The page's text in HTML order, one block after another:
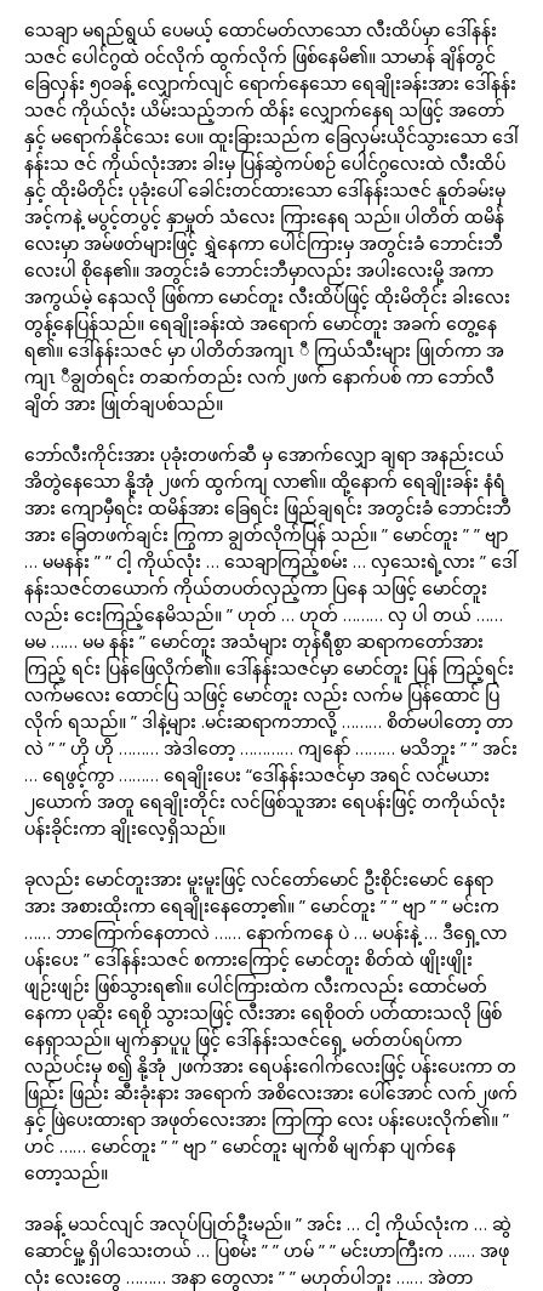
သေချာ မရည်ရွယ် ပေမယ့် ထောင်မတ်လာသော လီးထိပ်မှာ ဒေါ်နန်း
သဇင် ပေါင်ဂွထဲ ဝင်လိုက် ထွက်လိုက် ဖြစ်နေမိ၏။ သာမာန် ချိန်တွင်
ခြေလှန်း ၅ဝခန့် လျှောက်လျင် ရောက်နေသော ရေချိုးခန်းအား ဒေါ်နန်း
သဇင် ကိုယ်လုံး ယိမ်းသည့်ဘက် ထိန်း လျှောက်နေရ သဖြင့် အတော်
နှင့် မရောက်နိုင်သေး ပေ။ ထူးခြားသည်က ခြေလှမ်းယိုင်သွားသော ဒေါ်
နန်းသ ဇင် ကိုယ်လုံးအား ခါးမှ ပြန်ဆွဲကပ်စဉ် ပေါင်ဂွလေးထဲ လီးထိပ်
နှင့် ထိုးမိတိုင်း ပုခုံးပေါ် ခေါင်းတင်ထားသော ဒေါ်နန်းသဇင် နူတ်ခမ်းမှ
အင့်ကနဲ့ မပွင့်တပွင့် နှာမှုတ် သံလေး ကြားနေရ သည်။ ပါတိတ် ထမိန်
လေးမှာ အမ်ဖတ်များဖြင့် ရွှဲနေကာ ပေါင်ကြားမှ အတွင်းခံ ဘောင်းဘီ
လေးပါ စိုနေ၏။ အတွင်းခံ ဘောင်းဘီမှာလည်း အပါးလေးမို့ အကာ
အကွယ်မဲ့ နေသလို ဖြစ်ကာ မောင်တူး လီးထိပ်ဖြင့် ထိုးမိတိုင်း ခါးလေး
တွန့်နေပြန်သည်။ ရေချိုးခန်းထဲ အရောက် မောင်တူး အခက် တွေ့နေ
ရ၏။ ဒေါ်နန်းသဇင် မှာ ပါတိတ်အကျၤ ီ ကြယ်သီးများ ဖြုတ်ကာ အ
ကျၤ ီချွတ်ရင်း တဆက်တည်း လက်၂ဖက် နောက်ပစ် ကာ ဘော်လီ
ချိတ် အား ဖြုတ်ချပစ်သည်။
ဘော်လီးကိုင်းအား ပုခုံးတဖက်ဆီ မှ အောက်လျှော ချရာ အနည်းငယ်
အိတွဲနေသော နို့အုံ ၂ဖက် ထွက်ကျ လာ၏။ ထို့နောက် ရေချိုးခန်း နံရံ
အား ကျောမှီရင်း ထမိန်အား ခြေရင်း ဖြည်ချရင်း အတွင်းခံ ဘောင်းဘီ
အား ခြေတဖက်ချင်း ကြွကာ ချွတ်လိုက်ပြန် သည်။ ” မောင်တူး ” ” ဗျာ
… မမနန်း ” ” ငါ့ ကိုယ်လုံး … သေချာကြည့်စမ်း … လှသေးရဲ့လား ” ဒေါ်
နန်းသဇင်တယောက် ကိုယ်တပတ်လှည့်ကာ ပြနေ သဖြင့် မောင်တူး
လည်း ငေးကြည့်နေမိသည်။ ” ဟုတ် … ဟုတ် ……… လှ ပါ တယ် ……
မမ …… မမ နန်း ” မောင်တူး အသံများ တုန်ရီစွာ ဆရာကတော်အား
ကြည့် ရင်း ပြန်ဖြေလိုက်၏။ ဒေါ်နန်းသဇင်မှာ မောင်တူး ပြန် ကြည့်ရင်း
လက်မလေး ထောင်ပြ သဖြင့် မောင်တူး လည်း လက်မ ပြန်ထောင် ပြ
လိုက် ရသည်။ ” ဒါနဲ့များ .မင်းဆရာကဘာလို့ ……… စိတ်မပါတော့ တာ
လဲ ” ” ဟို ဟို ……… အဲဒါတော့ ………… ကျနော် ……… မသိဘူး ” ” အင်း
… ရေဖွင့်ကွာ ……… ရေချိုးပေး “ဒေါ်နန်းသဇင်မှာ အရင် လင်မယား
၂ယောက် အတူ ရေချိုးတိုင်း လင်ဖြစ်သူအား ရေပန်းဖြင့် တကိုယ်လုံး
ပန်းခိုင်းကာ ချိုးလေ့ရှိသည်။
ခုလည်း မောင်တူးအား မူးမူးဖြင့် လင်တော်မောင် ဦးစိုင်းမောင် နေရာ
အား အစားထိုးကာ ရေချိုးနေတော့၏။ ” မောင်တူး ” ” ဗျာ ” ” မင်းက
…… ဘာကြောက်နေတာလဲ …… နောက်ကနေ ပဲ … မပန်းနဲ့ … ဒီရှေ့လာ
ပန်းပေး ” ဒေါ်နန်းသဇင် စကားကြောင့် မောင်တူး စိတ်ထဲ ဖျိုးဖျိုး
ဖျဉ်းဖျဉ်း ဖြစ်သွားရ၏။ ပေါင်ကြားထဲက လီးကလည်း ထောင်မတ်
နေကာ ပုဆိုး ရေစို သွားသဖြင့် လီးအား ရေစိုဝတ် ပတ်ထားသလို ဖြစ်
နေရှာသည်။ မျက်နှာပူပူ ဖြင့် ဒေါ်နန်းသဇင်ရှေ့ မတ်တပ်ရပ်ကာ
လည်ပင်းမှ စ၍ နို့အုံ ၂ဖက်အား ရေပန်းဂေါက်လေးဖြင့် ပန်းပေးကာ တ
ဖြည်း ဖြည်း ဆီးခုံးနား အရောက် အစိလေးအား ပေါ်အောင် လက်၂ဖက်
နှင့် ဖြဲပေးထားရာ အဖုတ်လေးအား ကြာကြာ လေး ပန်းပေးလိုက်၏။ ”
ဟင် …… မောင်တူး ” ” ဗျာ ” မောင်တူး မျက်စိ မျက်နာ ပျက်နေ
တော့သည်။
အခန့် မသင်လျင် အလုပ်ပြုတ်ဦးမည်။ ” အင်း … ငါ့ ကိုယ်လုံးက … ဆွဲ
ဆောင်မှု့ ရှိပါသေးတယ် … ပြစမ်း ” ” ဟမ် ” ” မင်းဟာကြီးက …… အဖု
လုံး လေးတွေ ……… အနာ တွေလား ” ” မဟုတ်ပါဘူး …… အဲတာ